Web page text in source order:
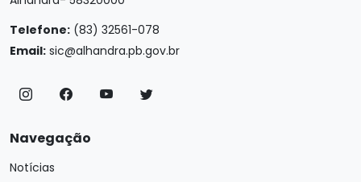
Telefone: (83) 32561-078
Email: sic@alhandra.pb.gov.br
Navegação
Notícias